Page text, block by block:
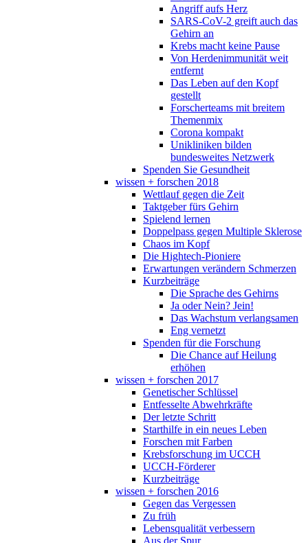
Angriff aufs Herz
SARS-CoV-2 greift auch das
Gehirn an
Krebs macht keine Pause
Von Herdenimmunität weit
entfernt
Das Leben auf den Kopf
gestellt
Forscherteams mit breitem
Themenmix
Corona kompakt
Unikliniken bilden
bundesweites Netzwerk
Spenden Sie Gesundheit
wissen + forschen 2018
Wettlauf gegen die Zeit
Taktgeber fürs Gehirn
Spielend lernen
Doppelpass gegen Multiple Sklerose
Chaos im Kopf
Die Hightech-Pioniere
Erwartungen verändern Schmerzen
Kurzbeiträge
Die Sprache des Gehirns
Ja oder Nein? Jein!
Das Wachstum verlangsamen
Eng vernetzt
Spenden für die Forschung
Die Chance auf Heilung
erhöhen
wissen + forschen 2017
Genetischer Schlüssel
Entfesselte Abwehrkräfte
Der letzte Schritt
Starthilfe in ein neues Leben
Forschen mit Farben
Krebsforschung im UCCH
UCCH-Förderer
Kurzbeiträge
wissen + forschen 2016
Gegen das Vergessen
Zu früh
Lebensqualität verbessern
Aus der Spur